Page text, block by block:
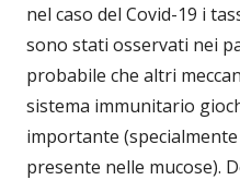
nel caso del Covid-19 i
sono stati osservati nei
probabile che altri
sistema immunitario
importante
presente nelle mucose).